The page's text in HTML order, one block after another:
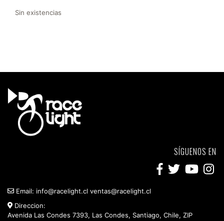
Sin existencias
SÍGUENOS EN
Email: info@racelight.cl ventas@racelight.cl
Direccion:
Avenida Las Condes 7393, Las Condes, Santiago, Chile, ZIP